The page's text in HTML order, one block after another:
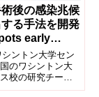
後の感染兆候
る手法を開発
early
after
シントン大学セン
のワシントン大
校の研究チーム
後の乳房再建に